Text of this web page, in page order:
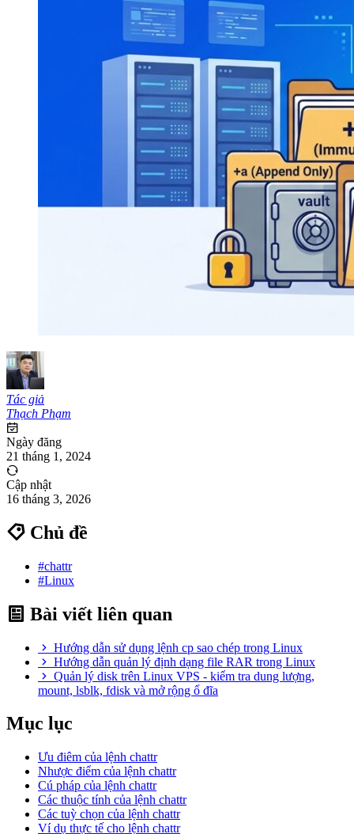
Tác giả
Thạch Phạm
Ngày đăng
21 tháng 1, 2024
Cập nhật
16 tháng 3, 2026
Chủ đề
#chattr
#Linux
Bài viết liên quan
Hướng dẫn sử dụng lệnh cp sao chép trong Linux
Hướng dẫn quản lý định dạng file RAR trong Linux
Quản lý disk trên Linux VPS - kiểm tra dung lượng,
mount, lsblk, fdisk và mở rộng ổ đĩa
Mục lục
Ưu điêm của lệnh chattr
Nhược điểm của lệnh chattr
Cú pháp của lệnh chattr
Các thuộc tính của lệnh chattr
Các tuỳ chọn của lệnh chattr
Ví dụ thực tế cho lệnh chattr